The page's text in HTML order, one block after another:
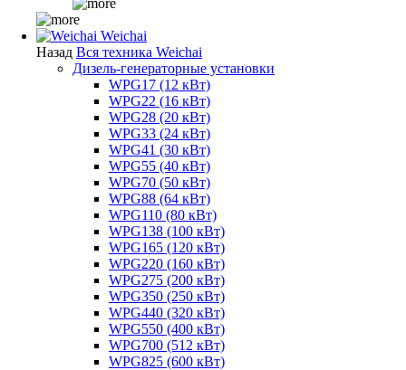
Weichai
Назад Вся техника Weichai
Дизель-генераторные установки
WPG17 (12 кВт)
WPG22 (16 кВт)
WPG28 (20 кВт)
WPG33 (24 кВт)
WPG41 (30 кВт)
WPG55 (40 кВт)
WPG70 (50 кВт)
WPG88 (64 кВт)
WPG110 (80 кВт)
WPG138 (100 кВт)
WPG165 (120 кВт)
WPG220 (160 кВт)
WPG275 (200 кВт)
WPG350 (250 кВт)
WPG440 (320 кВт)
WPG550 (400 кВт)
WPG700 (512 кВт)
WPG825 (600 кВт)